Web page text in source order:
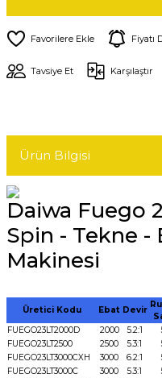
Fiyatı
Tavsiye Et Karşılaştır
Ürün Bilgisi
Daiwa Fuego
Spin - Tekne
Makinesi
Üretici Kodu Ebat Devir
FUEGO23LT2000D
2000 5.2:1
FUEGO23LT2500
2500 5.3:1
FUEGO23LT3000CXH
3000 6.2:1
FUEGO23LT3000C
3000 5.3:1